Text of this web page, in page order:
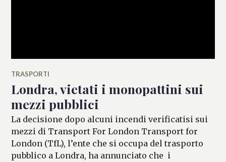
TRASPORTI
Londra, vietati i monopattini sui
mezzi pubblici
La decisione dopo alcuni incendi verificatisi sui
mezzi di Transport For London Transport for
London (TfL), l’ente che si occupa del trasporto
pubblico a Londra, ha annunciato che i